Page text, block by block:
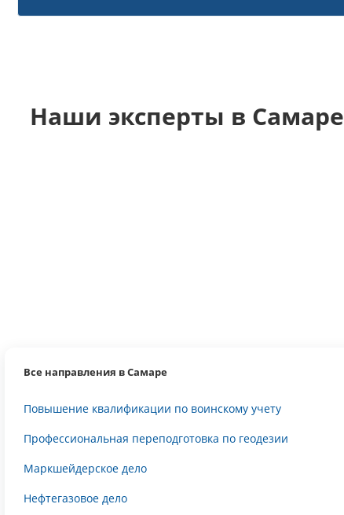
Наши эксперты в Самаре
Все направления в Самаре
Повышение квалификации по воинскому учету
Профессиональная переподготовка по геодезии
Маркшейдерское дело
Нефтегазовое дело